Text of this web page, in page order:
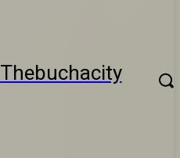
Thebuchacity